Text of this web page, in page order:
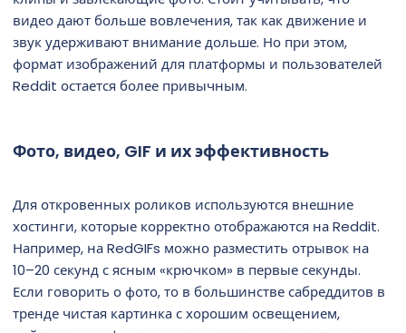
видео дают больше вовлечения, так как движение и
звук удерживают внимание дольше. Но при этом,
формат изображений для платформы и пользователей
Reddit остается более привычным.
Фото, видео, GIF и их эффективность
Для откровенных роликов используются внешние
хостинги, которые корректно отображаются на Reddit.
Например, на RedGIFs можно разместить отрывок на
10–20 секунд с ясным «крючком» в первые секунды.
Если говорить о фото, то в большинстве сабреддитов в
тренде чистая картинка с хорошим освещением,